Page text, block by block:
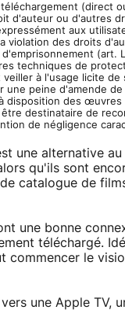
téléchargement (direct
d'auteur ou d'autres
aux
violation des droits
(art.
techniques de
à l'usage licite
une peine d'amende
disposition des
destinataire de
de négligence
une alternative
qu'ils sont
catalogue de
une bonne
téléchargé.
commencer le
une Apple TV,